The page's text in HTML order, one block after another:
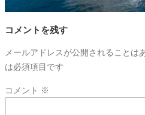
コメントを残す
メールアドレスが公開されることは
は必須項目です
コメント ※